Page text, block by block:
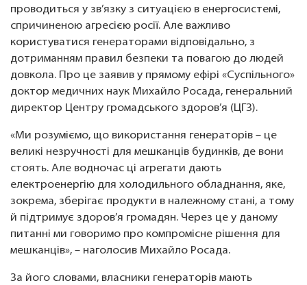
проводиться у зв’язку з ситуацією в енергосистемі,
спричиненою агресією росії. Але важливо
користуватися генераторами відповідально, з
дотриманням правил безпеки та повагою до людей
довкола. Про це заявив у прямому ефірі «Суспільного»
доктор медичних наук Михайло Росада, генеральний
директор Центру громадського здоров’я (ЦГЗ).
«Ми розуміємо, що використання генераторів – це
великі незручності для мешканців будинків, де вони
стоять. Але водночас ці агрегати дають
електроенергію для холодильного обладнання, яке,
зокрема, зберігає продукти в належному стані, а тому
й підтримує здоров’я громадян. Через це у даному
питанні ми говоримо про компромісне рішення для
мешканців», – наголосив Михайло Росада.
За його словами, власники генераторів мають